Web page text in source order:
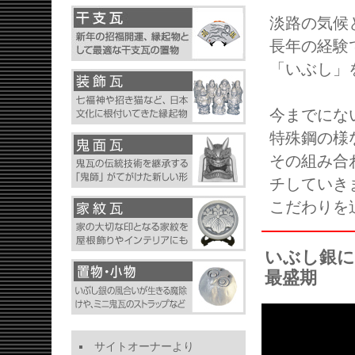
淡路の気候
長年の経験
「いぶし
今までにな
特殊鋼の様
その組み合
チしていき
こだわりを
いぶし銀
最盛期
サイトオーナーより